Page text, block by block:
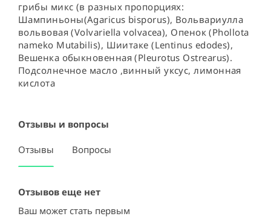
грибы микс (в разных пропорциях:
Шампиньоны(Agaricus bisporus), Вольвариулла
вольвовая (Volvariella volvacea), Опенок (Phollota
nameko Mutabilis), Шиитаке (Lentinus edodes),
Вешенка обыкновенная (Pleurotus Ostrearus).
Подсолнечное масло ,винный уксус, лимонная
кислота
Отзывы и вопросы
Отзывы Вопросы
Отзывов еще нет
Ваш может стать первым